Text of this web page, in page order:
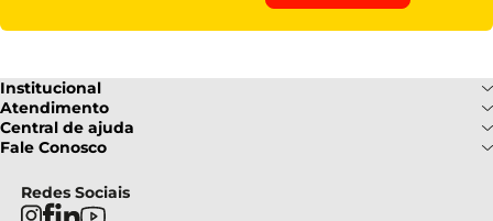
Institucional
Sobre Nós
Nossas Lojas
Privacidade e Segurança
Atendimento
Formas de pagamento
Regulamentos
Central de ajuda
Fale Conosco
Frete e Entrega
Fale Conosco
(085) 3214-7900
Segunda a Sexta: 08h as 18h | Sábado
Redes Sociais